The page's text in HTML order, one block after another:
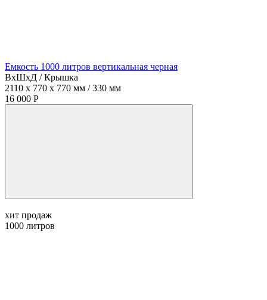
Емкость 1000 литров вертикальная черная
ВхШхД / Крышка
2110 x 770 x 770 мм / 330 мм
16 000 Р
хит продаж
1000 литров